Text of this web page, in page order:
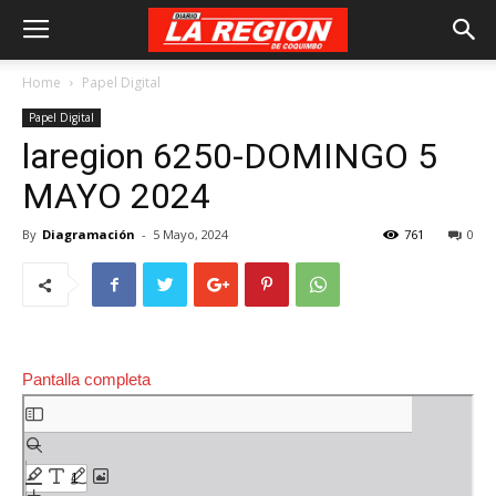
Home Papel Digital
Papel Digital
laregion 6250-DOMINGO 5
MAYO 2024
By Diagramación - 5 Mayo, 2024 0
761
Pantalla completa
Saltar
al
contenido